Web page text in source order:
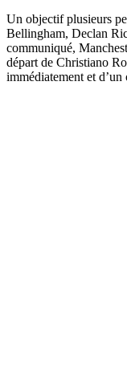
Un objectif plusieurs
Bellingham, Declan
communiqué,
départ de Christiano
immédiatement et